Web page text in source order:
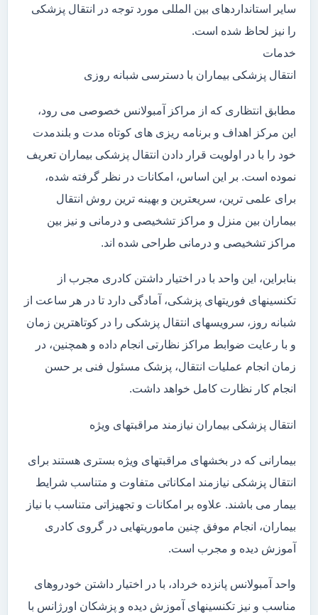
سایر استانداردهای بین المللی مورد توجه در انتقال پزشکی
را نیز لحاظ شده است.
خدمات
انتقال پزشکی بیماران با دسترسی شبانه روزی
مطابق انتظاری که از مراکز آمبولانس خصوصی می رود،
این مرکز اهداف و برنامه ریزی های کوتاه مدت و بلندمدت
خود را با در اولویت قرار دادن انتقال پزشکی بیماران تعریف
نموده است. بر این اساس، امکانات در نظر گرفته شده،
برای علمی ترین، سریعترین و بهینه ترین روش انتقال
بیماران بین منزل و مراکز تشخیصی و درمانی و نیز بین
مراکز تشخیصی و درمانی طراحی شده اند.
بنابراین، این واحد با در اختیار داشتن کادری مجرب از
تکنسینهای فوریتهای پزشکی، آمادگی دارد تا در هر ساعت از
شبانه روز، سرویسهای انتقال پزشکی را در کوتاهترین زمان
و با رعایت ضوابط مراکز نظارتی انجام داده و همچنین، در
زمان انجام عملیات انتقال، پزشک مسئول فنی بر حسن
انجام کار نظارت کامل خواهد داشت.
انتقال پزشکی بیماران نیازمند مراقبتهای ویژه
بیمارانی که در بخشهای مراقبتهای ویژه بستری هستند برای
انتقال پزشکی نیازمند امکاناتی متفاوت و متناسب شرایط
بیمار می باشند. علاوه بر امکانات و تجهیزاتی متناسب با نیاز
بیماران، انجام موفق چنین ماموریتهایی در گروی کادری
آموزش دیده و مجرب است.
واحد آمبولانس پانزده خرداد، با در اختیار داشتن خودروهای
مناسب و نیز تکنسینهای آموزش دیده و پزشکان اورژانس با